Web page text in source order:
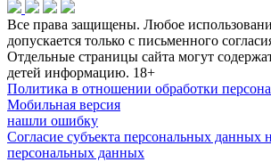
Все права защищены. Любое
допускается только с письменного
Отдельные страницы сайта могут
детей информацию. 18+
Политика в отношении обработки
Мобильная версия
нашли ошибку
Согласие субъекта персональных данных
персональных данных